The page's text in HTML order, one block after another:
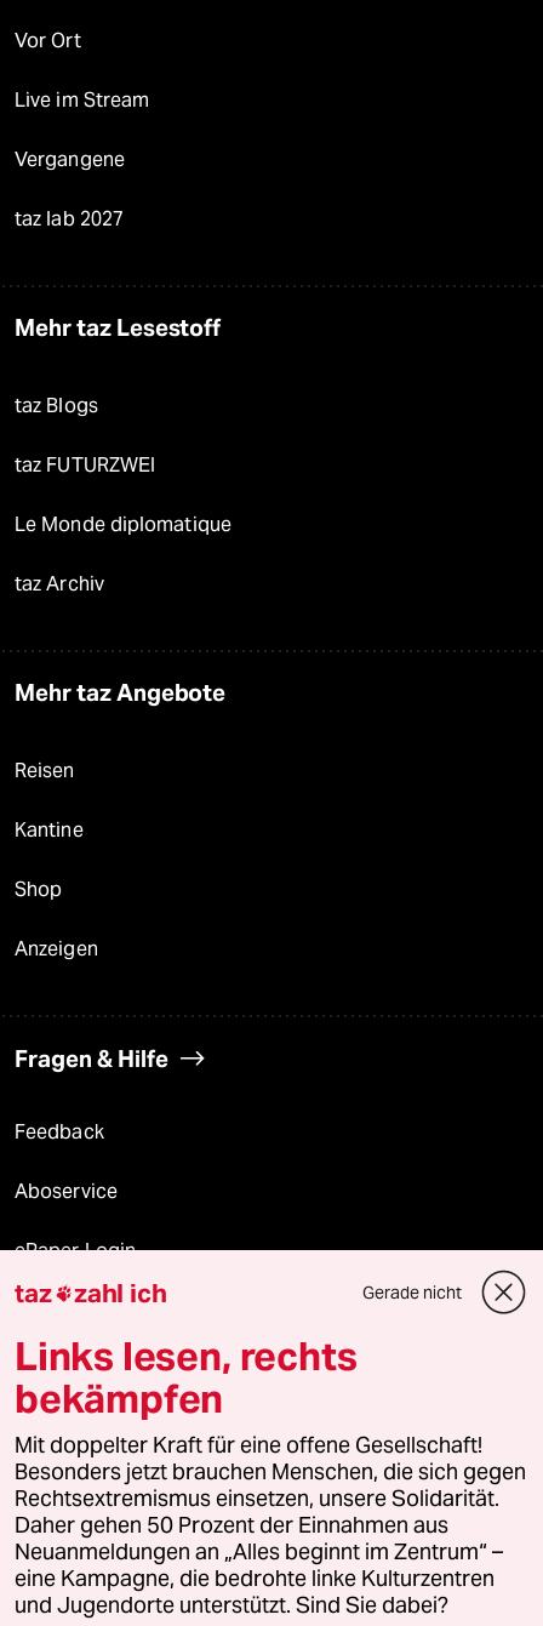
Vor Ort
Live im Stream
Vergangene
taz lab 2027
Mehr taz Lesestoff
taz Blogs
taz FUTURZWEI
Le Monde diplomatique
taz Archiv
Mehr taz Angebote
Reisen
Kantine
Shop
Anzeigen
Fragen & Hilfe
Feedback
Aboservice
ePaper Login
Downloads für Abonnierende
© 2026 taz Verlags und Vertriebs GmbH
Alle Rechte vorbehalten. Bei rechtlichen Fragen oder für Genehmigungen
wenden Sie sich bitte an
lizenzen@taz.de
Feedback Redaktionsstatut Kommune-Richtlinien
Leitlinie Informant Datenschutz Impressum AGB
taz zahl ich Gerade nicht
Links lesen, rechts
bekämpfen
Mit doppelter Kraft für eine offene Gesellschaft!
Besonders jetzt brauchen Menschen, die sich gegen
Rechtsextremismus einsetzen, unsere Solidarität.
Daher gehen 50 Prozent der Einnahmen aus
Neuanmeldungen an „Alles beginnt im Zentrum“ –
eine Kampagne, die bedrohte linke Kulturzentren
und Jugendorte unterstützt. Sind Sie dabei?